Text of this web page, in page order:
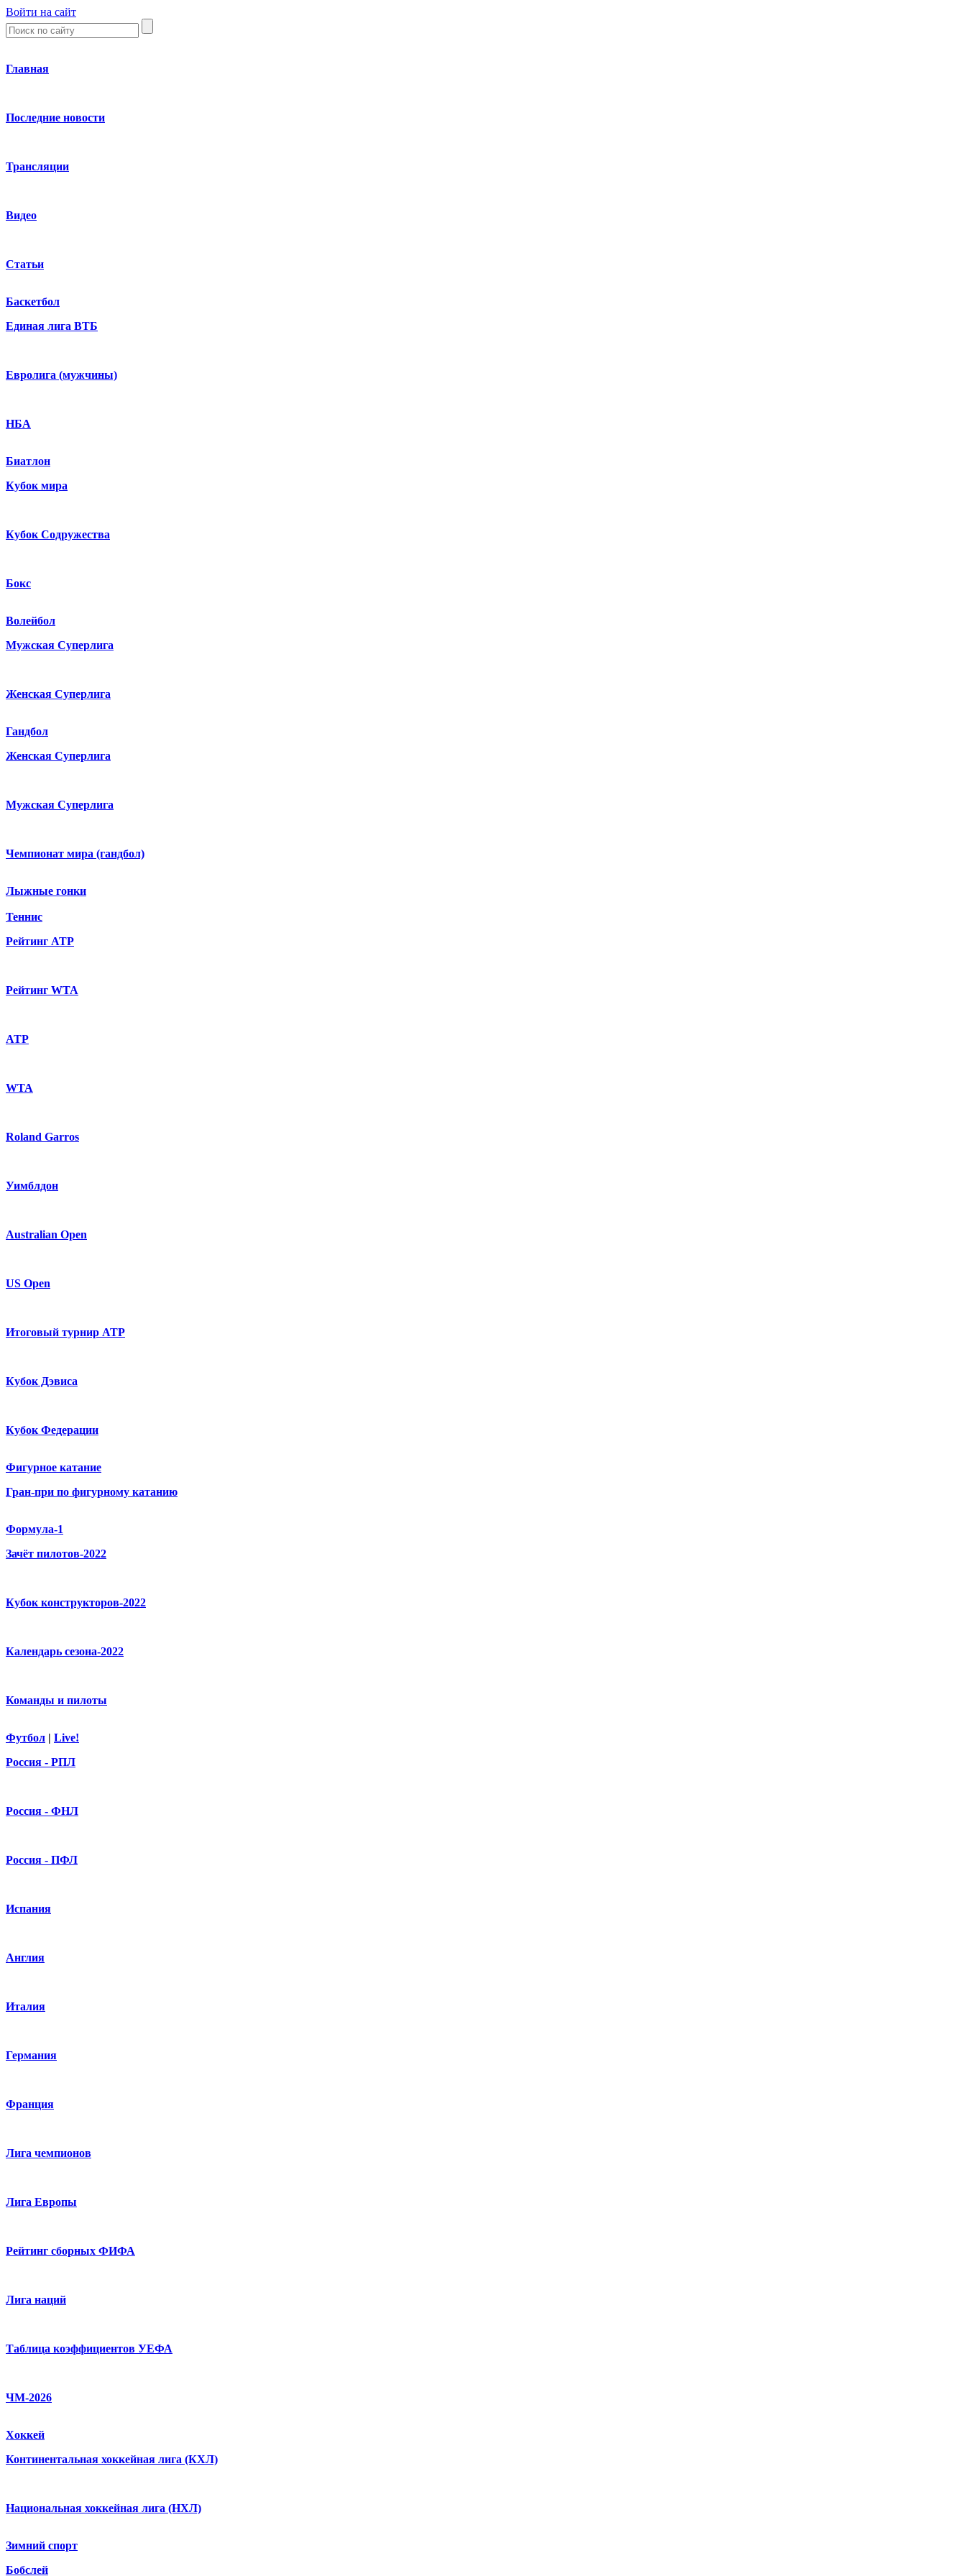
Войти на сайт
Главная
Последние новости
Трансляции
Видео
Статьи
Баскетбол
Единая лига ВТБ
Евролига (мужчины)
НБА
Биатлон
Кубок мира
Кубок Содружества
Бокс
Волейбол
Мужская Суперлига
Женская Суперлига
Гандбол
Женская Суперлига
Мужская Суперлига
Чемпионат мира (гандбол)
Лыжные гонки
Теннис
Рейтинг ATP
Рейтинг WTA
ATP
WTA
Roland Garros
Уимблдон
Australian Open
US Open
Итоговый турнир ATP
Кубок Дэвиса
Кубок Федерации
Фигурное катание
Гран-при по фигурному катанию
Формула-1
Зачёт пилотов-2022
Кубок конструкторов-2022
Календарь сезона-2022
Команды и пилоты
Футбол | Live!
Россия - РПЛ
Россия - ФНЛ
Россия - ПФЛ
Испания
Англия
Италия
Германия
Франция
Лига чемпионов
Лига Европы
Рейтинг сборных ФИФА
Лига наций
Таблица коэффициентов УЕФА
ЧМ-2026
Хоккей
Континентальная хоккейная лига (КХЛ)
Национальная хоккейная лига (НХЛ)
Зимний спорт
Бобслей